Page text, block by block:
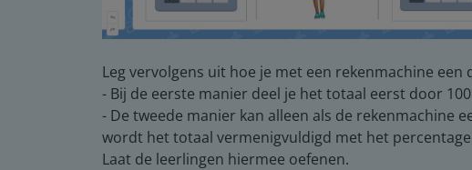
Leg vervolgens uit hoe je met een rekenmachine
- Bij de eerste manier deel je het totaal eerst door
- De tweede manier kan alleen als de rekenmachine
wordt het totaal vermenigvuldigd met het
Laat de leerlingen hiermee oefenen.